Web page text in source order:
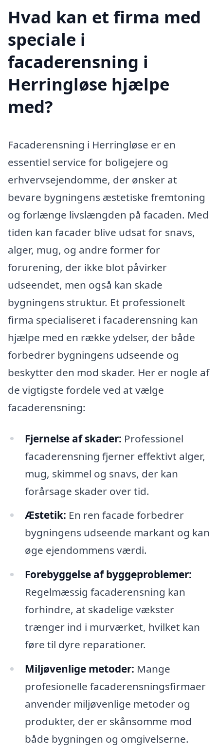
Hvad kan et firma med
speciale i
facaderensning i
Herringløse hjælpe
med?
Facaderensning i Herringløse er en
essentiel service for boligejere og
erhvervsejendomme, der ønsker at
bevare bygningens æstetiske fremtoning
og forlænge livslængden på facaden. Med
tiden kan facader blive udsat for snavs,
alger, mug, og andre former for
forurening, der ikke blot påvirker
udseendet, men også kan skade
bygningens struktur. Et professionelt
firma specialiseret i facaderensning kan
hjælpe med en række ydelser, der både
forbedrer bygningens udseende og
beskytter den mod skader. Her er nogle af
de vigtigste fordele ved at vælge
facaderensning:
Fjernelse af skader: Professionel
facaderensning fjerner effektivt alger,
mug, skimmel og snavs, der kan
forårsage skader over tid.
Æstetik: En ren facade forbedrer
bygningens udseende markant og kan
øge ejendommens værdi.
Forebyggelse af byggeproblemer:
Regelmæssig facaderensning kan
forhindre, at skadelige vækster
trænger ind i murværket, hvilket kan
føre til dyre reparationer.
Miljøvenlige metoder: Mange
profesionelle facaderensningsfirmaer
anvender miljøvenlige metoder og
produkter, der er skånsomme mod
både bygningen og omgivelserne.